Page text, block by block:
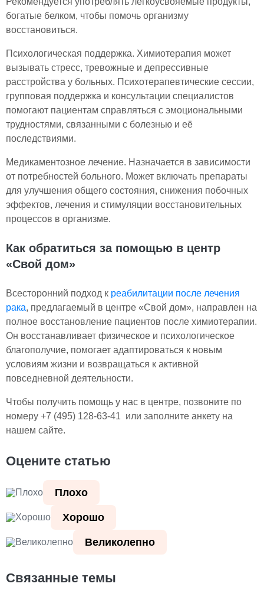
богатые белком, чтобы помочь организму
восстановиться.
Психологическая поддержка. Химиотерапия может
вызывать стресс, тревожные и депрессивные
расстройства у больных. Психотерапевтические сессии,
групповая поддержка и консультации специалистов
помогают пациентам справляться с эмоциональными
трудностями, связанными с болезнью и её
последствиями.
Медикаментозное лечение. Назначается в зависимости
от потребностей больного. Может включать препараты
для улучшения общего состояния, снижения побочных
эффектов, лечения и стимуляции восстановительных
процессов в организме.
Как обратиться за помощью в центр
«Свой дом»
Всесторонний подход к реабилитации после лечения
рака, предлагаемый в центре «Свой дом», направлен на
полное восстановление пациентов после химиотерапии.
Он восстанавливает физическое и психологическое
благополучие, помогает адаптироваться к новым
условиям жизни и возвращаться к активной
повседневной деятельности.
Чтобы получить помощь у нас в центре, позвоните по
номеру +7 (495) 128-63-41 или заполните анкету на
нашем сайте.
Оцените статью
Плохо
Хорошо
Великолепно
Связанные темы